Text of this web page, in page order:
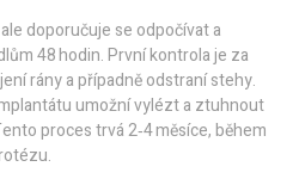
doporučuje se odpočívat a
48 hodin. První kontrola je za
rány a případně odstraní stehy.
umožní vylézt a ztuhnout
proces trvá 2‑4 měsíce, během